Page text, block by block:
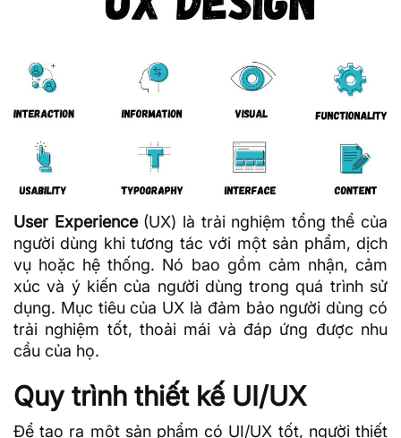
User Experience(UX) là trải nghiệm tổng thể của
người dùng khi tương tác với một sản phẩm, dịch
vụ hoặc hệ thống. Nó bao gồm cảm nhận, cảm
xúc và ý kiến của người dùng trong quá trình sử
dụng. Mục tiêu của UX là đảm bảo người dùng có
trải nghiệm tốt, thoải mái và đáp ứng được nhu
cầu của họ.
Quy trình thiết kế UI/UX
Để tạo ra một sản phẩm có UI/UX tốt, người thiết